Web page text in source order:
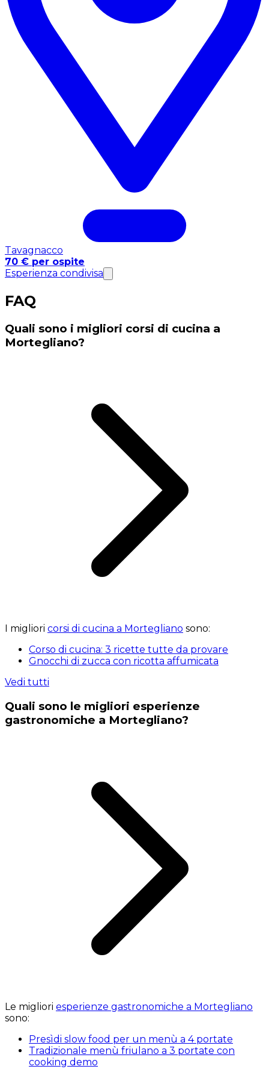
Tavagnacco
70 € per ospite
Esperienza condivisa
FAQ
Quali sono i migliori corsi di cucina a
Mortegliano?
I migliori corsi di cucina a Mortegliano sono:
Corso di cucina: 3 ricette tutte da provare
Gnocchi di zucca con ricotta affumicata
Vedi tutti
Quali sono le migliori esperienze
gastronomiche a Mortegliano?
Le migliori esperienze gastronomiche a Mortegliano
sono:
Presìdi slow food per un menù a 4 portate
Tradizionale menù friulano a 3 portate con
cooking demo